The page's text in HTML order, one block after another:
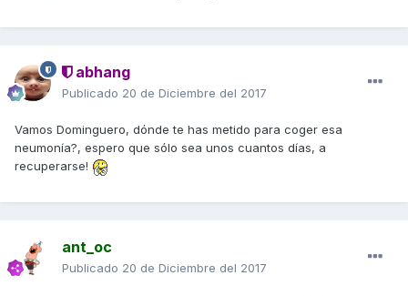
abhang
Publicado 20 de Diciembre del 2017
Vamos Dominguero, dónde te has metido para coger esa
neumonía?, espero que sólo sea unos cuantos días, a
recuperarse!
ant_oc
Publicado 20 de Diciembre del 2017